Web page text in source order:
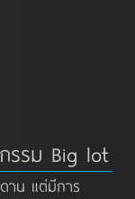
รรม Big lot
าน แต่มีการ